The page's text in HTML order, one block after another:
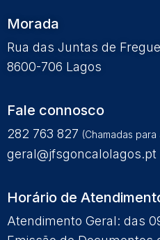
Morada
Rua das Juntas de
8600-706 Lagos
Fale connosco
282 763 827 (Chamadas
geral@jfsgoncalolagos.pt
Horário de
Atendimento Geral: das